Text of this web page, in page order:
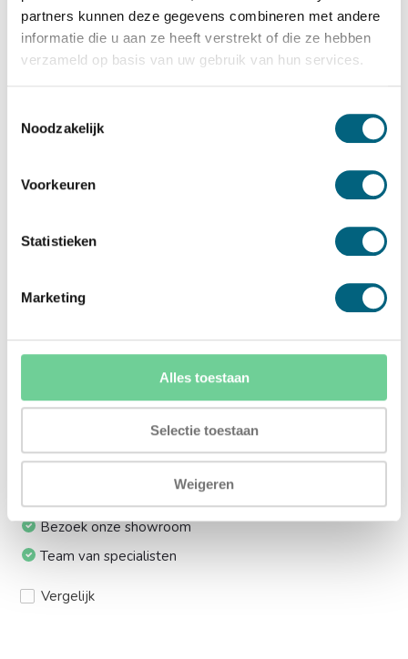
partners kunnen deze gegevens combineren met andere
informatie die u aan ze heeft verstrekt of die ze hebben
verzameld op basis van uw gebruik van hun services.
Noodzakelijk
Voorkeuren
Statistieken
Marketing
Alles toestaan
Selectie toestaan
Weigeren
Bekijk de reviews
Hoogstaande kwalitatieve officieel door ECB-S
gecertificeerde inbraakwerende afstortkluis in de klasse 1 /
met een electronisch codeslot....
Meerprijs installeren begane grond of op etage met
lift:
Ja (+€330,00)
Ik installeer de kluis graag zelf:
Ja, levering tot aan uw voordeur
Bezoek onze showroom
Team van specialisten
Vergelijk